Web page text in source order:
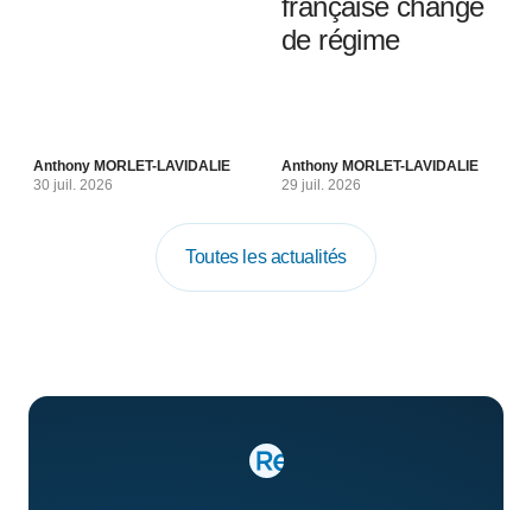
Anthony MORLET-LAVIDALIE
30 juil. 2026
française change
de régime
Anthony MORLET-LAVIDALIE
29 juil. 2026
Toutes les actualités